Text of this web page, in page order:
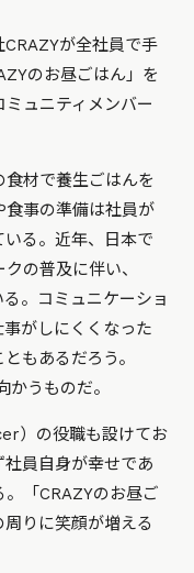
が全社員で手
のお昼ごはん」を
ュニティメンバー
材で養生ごはんを
食事の準備は社員が
る。近年、日本で
の普及に伴い、
。コミュニケーショ
がしにくくなった
もあるだろう。
うものだ。
）の役職も設けてお
員自身が幸せであ
「CRAZYのお昼ご
りに笑顔が増える